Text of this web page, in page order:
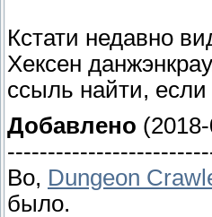
Кстати недавно
Хексен
ссыль найти, если
Добавлено
Во, Dungeon
было.